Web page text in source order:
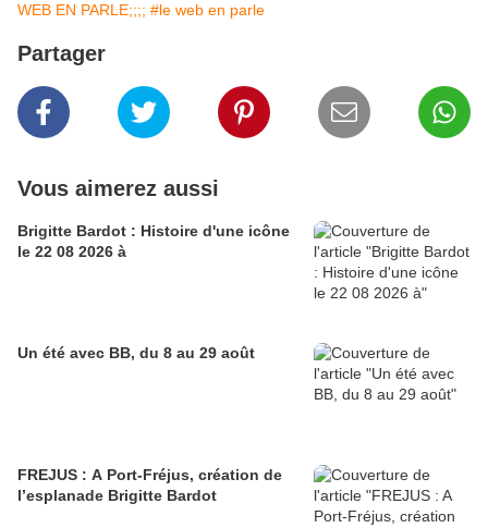
WEB EN PARLE;;;; #le web en parle
Partager
Vous aimerez aussi
Brigitte Bardot : Histoire d'une icône
le 22 08 2026 à
Un été avec BB, du 8 au 29 août
FREJUS : A Port-Fréjus, création de
l’esplanade Brigitte Bardot